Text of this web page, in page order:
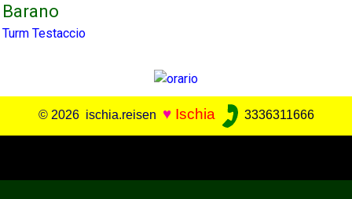
Barano
Turm Testaccio
© 2026 ischia.reisen ♥ Ischia 3336311666